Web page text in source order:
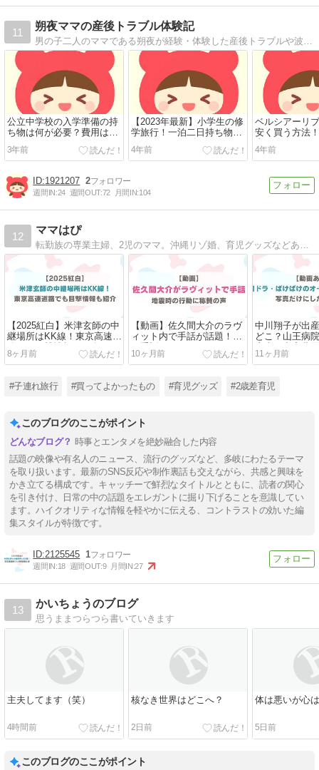
11
朔夜ママの産後トラブル体験記
公立中学校の入学準備の持
ち物は何が必要？費用はど
の位かかる？
3年前
【2023年最新】小学生の修
学旅行！一泊二日持ち物、
バッグのサイズは？
4年前
ベルシアーリ
安く買う方法
事はできる？
4年前
1921207 2
週間IN:24 週間OUT:72 月間IN:104
12
ママはぴ
【2025紅白】米津玄師の中
継場所はKK線！東京高速道
路でも目撃情報も紹介
8ヶ月前
【動画】佐久間大介のラヴ
ィット内で手話が話題！な
ぜ手話ができる？
10ヶ月前
中川翔子が出
どこ？山王病
本当？出産費
11ヶ月前
#子連れ旅行 #買ってよかったもの #育児グッズ #2歳差育児
このブログのここがポイント
時事とエンタメを絶妙融合した内容
話題の映像や有名人のニュース、流行のグッズなど、多岐にわたるテーマ
を取り扱います。最新のSNS反応や制作裏話も交えながら、共感と興味を
かき立てる構成です。キャッチーで鮮烈なタイトルとともに、読者の関心
を引き付け、日常の中の話題をエレガントに掘り下げることを意識してい
ます。ハイクオリティな情報を軽やかに伝える、コントラストの効いた編
集スタイルが特徴です。
2125545 1
週間IN:18 週間OUT:9 月間IN:27
13
かいちょうのブログ
思うままつらつら書いていきます
主夫してます（笑）
4時間前
核なき世界はどこへ？
2日前
体は悪いが心
5日前
このブログのここがポイント